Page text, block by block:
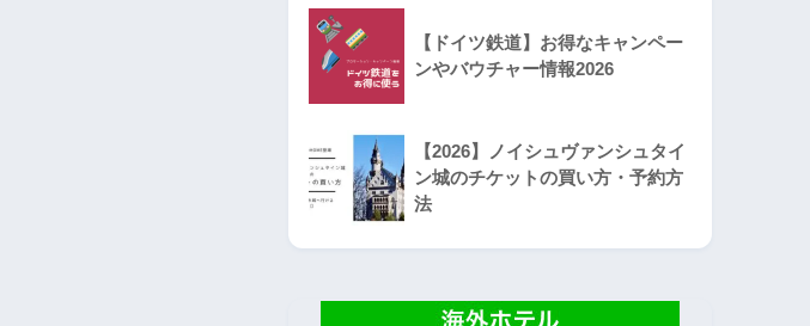
【ドイツ鉄道】お得なキャンペー
ンやバウチャー情報2026
【2026】ノイシュヴァンシュタイ
ン城のチケットの買い方・予約方
法